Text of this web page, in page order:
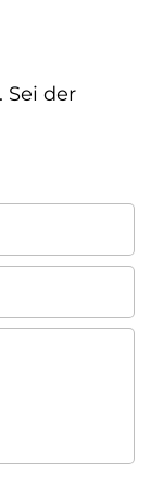
Sei der